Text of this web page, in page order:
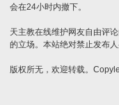
会在24小时内撤下。
天主教在线维护网友自由评
的立场。本站绝对禁止发布
版权所无，欢迎转载。